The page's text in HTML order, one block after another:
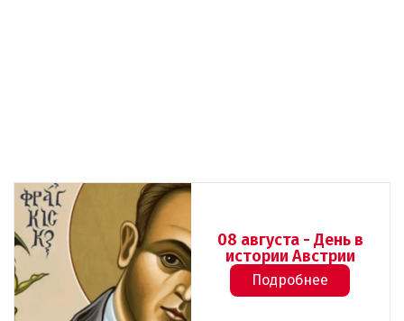
08 августа - День в
истории Австрии
Подробнее